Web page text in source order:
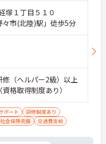
塚１丁目５１０
市(北陸)駅」徒歩5分
（ヘルパー2級）以上
格取得制度あり）
ポート
研修制度あり
社会保険完備 交通費支給